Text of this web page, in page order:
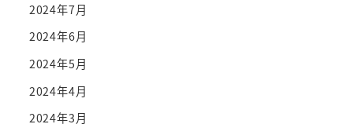
2024年7月
2024年6月
2024年5月
2024年4月
2024年3月